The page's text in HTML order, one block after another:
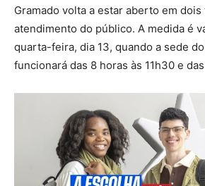
Gramado volta a estar aberto em
atendimento do público. A medida é
quarta-feira, dia 13, quando a sede
funcionará das 8 horas às 11h30 e